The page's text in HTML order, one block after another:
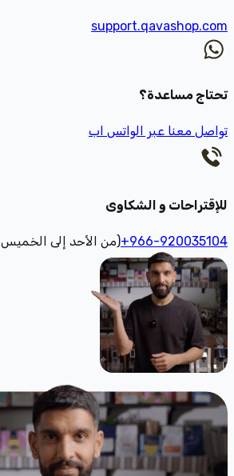
support.qavashop.com
تحتاج مساعدة؟
تواصل معنا عبر الواتس اب
للإقتراحات و الشكاوى
+966-920035104(من الأحد إلى الخميس 9 صباحاً - 5 مساءً)